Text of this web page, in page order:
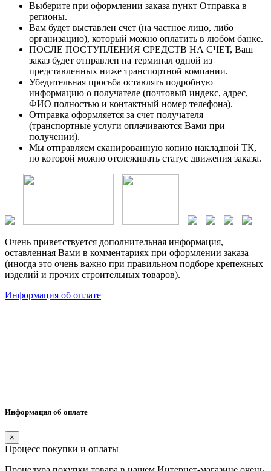
Выберите при оформлении заказа пункт Отправка в
регионы.
Вам будет выставлен счет (на частное лицо, либо
организацию), который можно оплатить в любом банке.
ПОСЛЕ ПОСТУПЛЕНИЯ СРЕДСТВ НА СЧЕТ, Ваш
заказ будет отправлен на терминал одной из
представленных ниже транспортной компании.
Убедительная просьба оставлять подробную
информацию о получателе (почтовый индекс, адрес,
ФИО полностью и контактный номер телефона).
Отправка оформляется за счет получателя
(транспортные услуги оплачиваются Вами при
получении).
Мы отправляем сканированную копию накладной ТК,
по которой можно отслеживать статус движения заказа.
Очень приветствуется дополнительная информация,
оставленная Вами в комментариях при оформлении заказа
(иногда это очень важно при правильном подборе крепежных
изделий и прочих строительных товаров).
Информация об оплате
Информация об оплате
×
Процесс покупки и оплаты